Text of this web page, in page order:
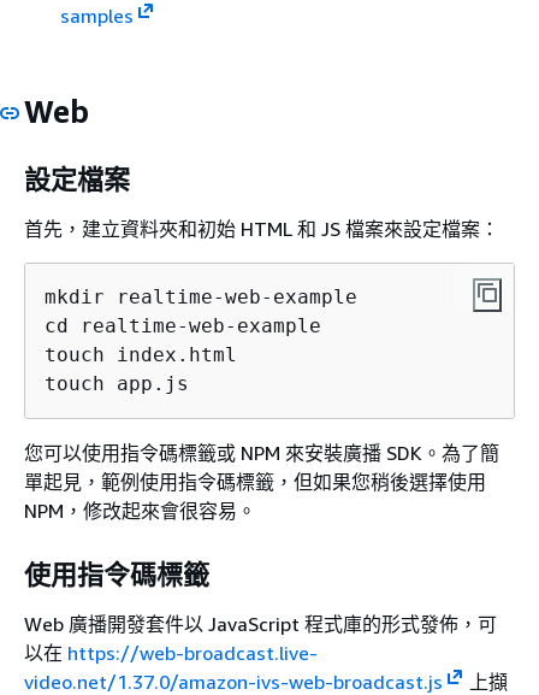
samples
Web
設定檔案
首先，建立資料夾和初始 HTML 和 JS 檔案來設定檔案：
mkdir realtime-web-example
cd realtime-web-example
touch index.html
touch app.js
您可以使用指令碼標籤或 NPM 來安裝廣播 SDK。為了簡
單起見，範例使用指令碼標籤，但如果您稍後選擇使用
NPM，修改起來會很容易。
使用指令碼標籤
Web 廣播開發套件以 JavaScript 程式庫的形式發佈，可
以在 https://web-broadcast.live-
video.net/1.37.0/amazon-ivs-web-broadcast.js
上擷